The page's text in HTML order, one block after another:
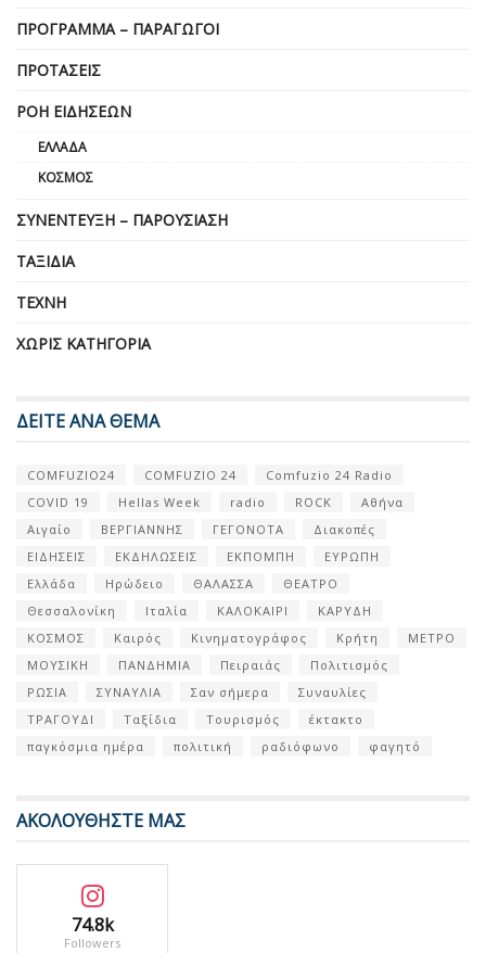
ΠΡΌΓΡΑΜΜΑ – ΠΑΡΑΓΩΓΟΊ
ΠΡΟΤΆΣΕΙΣ
ΡΟΉ ΕΙΔΉΣΕΩΝ
ΕΛΛΆΔΑ
ΚΌΣΜΟΣ
ΣΥΝΈΝΤΕΥΞΗ – ΠΑΡΟΥΣΊΑΣΗ
ΤΑΞΊΔΙΑ
ΤΈΧΝΗ
ΧΩΡΊΣ ΚΑΤΗΓΟΡΊΑ
ΔΕΙΤΕ ΑΝΑ ΘΕΜΑ
COMFUZIO24 COMFUZIO 24
Comfuzio 24 Radio
COVID 19
Hellas Week radio ROCK
Αθήνα
Αιγαίο
ΒΕΡΓΙΑΝΝΗΣ ΓΕΓΟΝΟΤΑ
Διακοπές
ΕΙΔΗΣΕΙΣ
ΕΚΔΗΛΩΣΕΙΣ ΕΚΠΟΜΠΗ
ΕΥΡΩΠΗ
Ελλάδα
Ηρώδειο ΘΑΛΑΣΣΑ
ΘΕΑΤΡΟ
Θεσσαλονίκη
Ιταλία ΚΑΛΟΚΑΙΡΙ
ΚΑΡΥΔΗ
ΚΟΣΜΟΣ
Καιρός Κινηματογράφος Κρήτη
ΜΕΤΡΟ
ΜΟΥΣΙΚΗ
ΠΑΝΔΗΜΙΑ Πειραιάς
Πολιτισμός
ΡΩΣΙΑ
ΣΥΝΑΥΛΙΑ Σαν σήμερα
Συναυλίες
ΤΡΑΓΟΥΔΙ
Ταξίδια Τουρισμός
έκτακτο
παγκόσμια ημέρα
πολιτική ραδιόφωνο φαγητό
ΑΚΟΛΟΥΘΗΣΤΕ ΜΑΣ
74.8k
Followers